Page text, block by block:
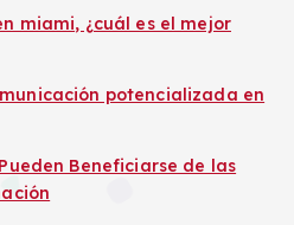
miami, ¿cuál es el mejor
potencializada en
Beneficiarse de las